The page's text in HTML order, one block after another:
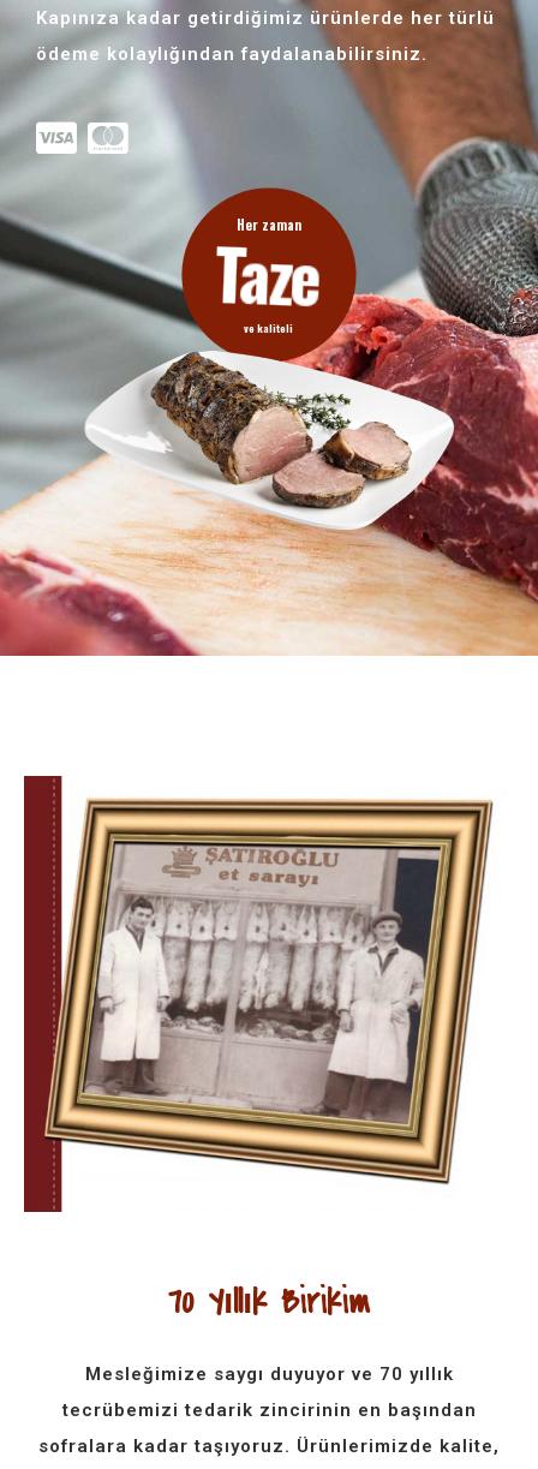
Kapınıza kadar getirdiğimiz ürünlerde her türlü
ödeme kolaylığından faydalanabilirsiniz.
Her zaman
Taze
70 Yıllık Birikim​
Mesleğimize saygı duyuyor ve 70 yıllık
tecrübemizi tedarik zincirinin en başından
sofralara kadar taşıyoruz. Ürünlerimizde kalite,